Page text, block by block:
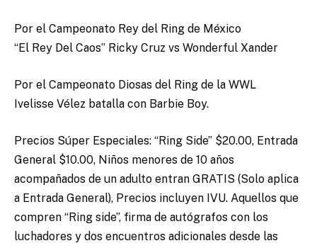
Por el Campeonato Rey del Ring de México
“El Rey Del Caos” Ricky Cruz vs Wonderful Xander
Por el Campeonato Diosas del Ring de la WWL
Ivelisse Vélez batalla con Barbie Boy.
Precios Súper Especiales: “Ring Side” $20.00, Entrada
General $10.00, Niños menores de 10 años
acompañados de un adulto entran GRATIS (Solo aplica
a Entrada General), Precios incluyen IVU. Aquellos que
compren “Ring side”, firma de autógrafos con los
luchadores y dos encuentros adicionales desde las